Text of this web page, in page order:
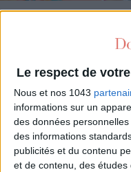
Le respect de
Nous et nos 1043
informations sur un
des données
des informations
publicités et du contenu
et de contenu, des
ADOPT PARFUMS IS